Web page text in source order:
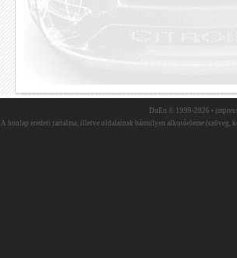
DuEn © 1999-2026 •
A honlap eredeti tartalma, illetve oldalainak bármilyen alkotóeleme (szöveg,